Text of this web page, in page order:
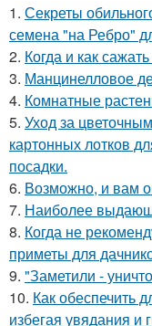
1. Секреты
семена "на Ребро"
2. Когда и как
3. Манцинелловое
4. Комнатные
5. Уход за
картонных лотков
посадки.
6. Возможно, и вам
7. Наиболее
8. Когда не
приметы для
9. "Заметили -
10. Как обеспечить
избегая увядания и